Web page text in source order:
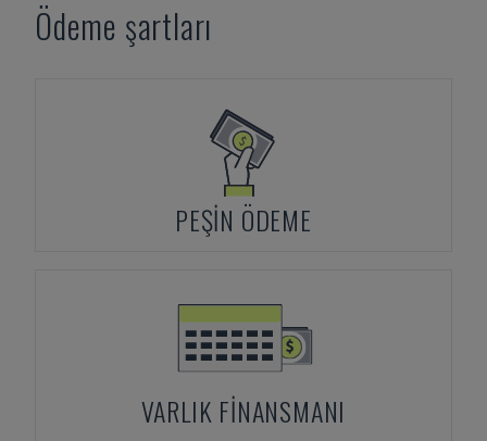
Ödeme şartları
PEŞIN ÖDEME
VARLIK FINANSMANI